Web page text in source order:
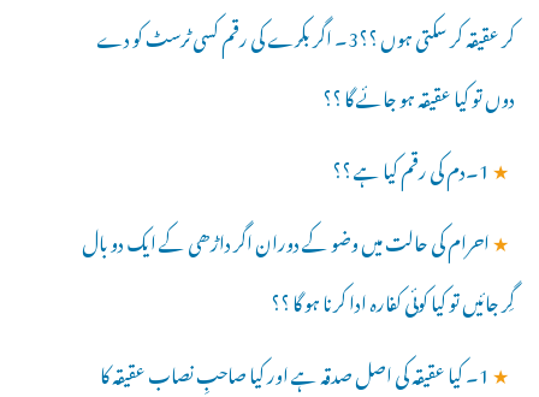
کر عقیقہ کر سکتی ہوں ؟؟3۔ اگر بکرے کی رقم کسی ٹرسٹ کو دے
دوں تو کیا عقیقہ ہو جائے گا ؟؟
★1۔دم کی رقم کیا ہے ؟؟
★احرام کی حالت میں وضو کے دوران اگر داڑھی کے ایک دو بال
گِر جائیں تو کیا کوئی کفارہ ادا کرنا ہو گا ؟؟
★ 1۔ کیا عقیقہ کی اصل صدقہ ہے اور کیا صاحبِ نصاب عقیقہ کا